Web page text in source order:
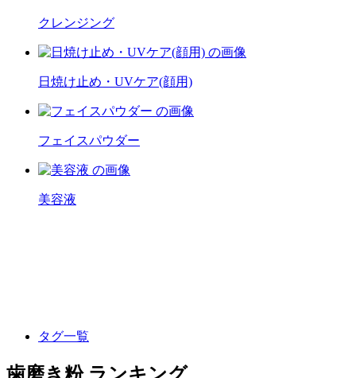
クレンジング
日焼け止め・UVケア(顔用)
フェイスパウダー
美容液
タグ一覧